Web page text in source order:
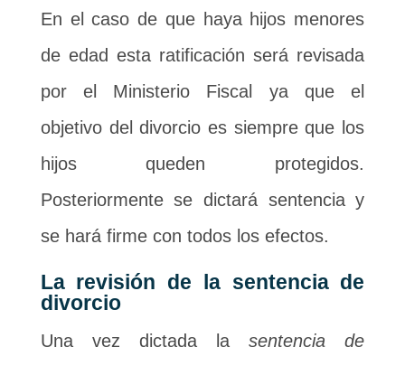
En el caso de que haya hijos menores
de edad esta ratificación será revisada
por el Ministerio Fiscal ya que el
objetivo del divorcio es siempre que los
hijos queden protegidos.
Posteriormente se dictará sentencia y
se hará firme con todos los efectos.
La revisión de la sentencia de
divorcio
Una vez dictada la sentencia de